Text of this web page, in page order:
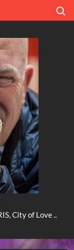
City of Love ..